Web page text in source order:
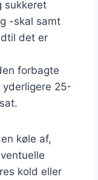
sukkeret
-skal samt
det er
forbagte
25-
køle af,
kold eller